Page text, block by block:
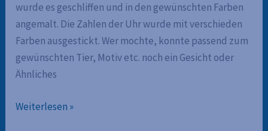
wurde es geschliffen und in den gewünschten Farben
angemalt. Die Zahlen der Uhr wurde mit verschieden
Farben ausgestickt. Wer mochte, konnte passend zum
gewünschten Tier, Motiv etc. noch ein Gesicht oder
Ähnliches
Die
Weiterlesen »